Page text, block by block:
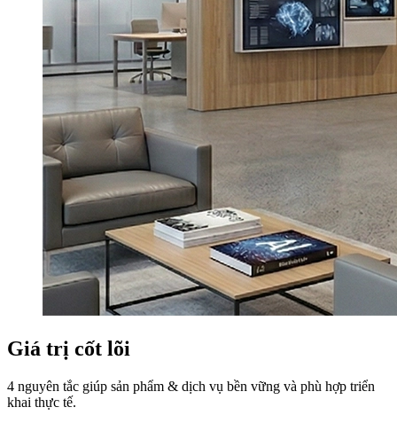
Giá trị cốt lõi
4 nguyên tắc giúp sản phẩm & dịch vụ bền vững và phù hợp triển
khai thực tế.